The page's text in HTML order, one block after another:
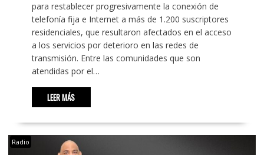
para restablecer progresivamente la conexión de
telefonía fija e Internet a más de 1.200 suscriptores
residenciales, que resultaron afectados en el acceso
a los servicios por deterioro en las redes de
transmisión. Entre las comunidades que son
atendidas por el…
LEER MÁS
Radio